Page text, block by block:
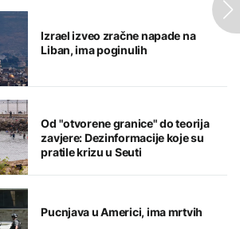
Izrael izveo zračne napade na
Liban, ima poginulih
Od "otvorene granice" do teorija
zavjere: Dezinformacije koje su
pratile krizu u Seuti
Pucnjava u Americi, ima mrtvih